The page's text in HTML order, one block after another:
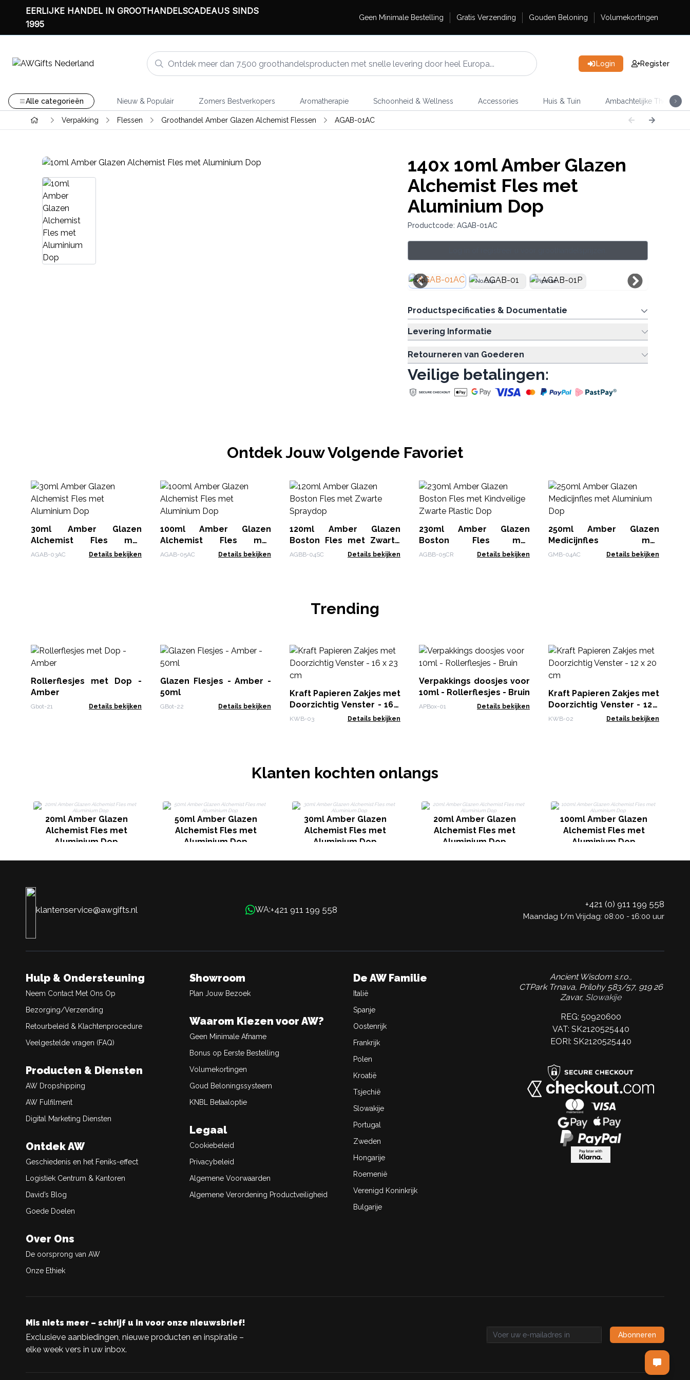
EERLIJKE HANDEL IN GROOTHANDELSCADEAUS SINDS
1995
Geen Minimale Bestelling Gratis Verzending Gouden Beloning Volumekortingen
Login Register
Alle categorieën Nieuw & Populair Zomers Bestverkopers Aromatherapie Schoonheid & Wellness Accessories Huis & Tuin Ambachtelijke Thee
Verpakking Flessen Groothandel Amber Glazen Alchemist Flessen AGAB-01AC
140x10ml Amber Glazen
Alchemist Fles met
Aluminium Dop
Productcode: AGAB-01AC
Cap No Cap Pipette
Productspecificaties & Documentatie
Levering Informatie
Retourneren van Goederen
Veilige betalingen:
Ontdek Jouw Volgende Favoriet
30ml Amber Glazen
Alchemist Fles met
Aluminium Dop
AGAB-03AC Details bekijken
100ml Amber Glazen
Alchemist Fles met
Aluminium Dop
AGAB-05AC Details bekijken
120ml Amber Glazen
Boston Fles met Zwarte
Spraydop
AGBB-04SC Details bekijken
230ml Amber Glazen
Boston Fles met
Kindveilige Zwarte Plastic
AGBB-05CR Details bekijken
250ml Amber Glazen
Medicijnfles met
Aluminium Dop
GMB-04AC Details bekijken
Trending
Rollerflesjes met Dop -
Amber
Gbot-21 Details bekijken
Glazen Flesjes - Amber -
50ml
GBot-22 Details bekijken
Kraft Papieren Zakjes met
Doorzichtig Venster - 16 x
23 cm
KWB-03 Details bekijken
Verpakkings doosjes voor
10ml - Rollerflesjes - Bruin
APBox-01 Details bekijken
Kraft Papieren Zakjes met
Doorzichtig Venster - 12 x
20 cm
KWB-02 Details bekijken
Klanten kochten onlangs
20ml Amber Glazen
Alchemist Fles met
Aluminium Dop
50ml Amber Glazen
Alchemist Fles met
Aluminium Dop
30ml Amber Glazen
Alchemist Fles met
Aluminium Dop
20ml Amber Glazen
Alchemist Fles met
Aluminium Dop
100ml Amber Glazen
Alchemist Fles met
Aluminium Dop
klantenservice@awgifts.nl WA:+421 911 199 558
+421 (0) 911 199 558
Maandag t/m Vrijdag: 08:00 - 16:00 uur
Hulp & Ondersteuning
Neem Contact Met Ons Op
Bezorging/Verzending
Retourbeleid & Klachtenprocedure
Veelgestelde vragen (FAQ)
Producten & Diensten
AW Dropshipping
AW Fulfilment
Digital Marketing Diensten
Ontdek AW
Geschiedenis en het Feniks-effect
Logistiek Centrum & Kantoren
David’s Blog
Goede Doelen
Over Ons
De oorsprong van AW
Onze Ethiek
Showroom
Plan Jouw Bezoek
Waarom Kiezen voor AW?
Geen Minimale Afname
Bonus op Eerste Bestelling
Volumekortingen
Goud Beloningssysteem
KNBL Betaaloptie
Legaal
Cookiebeleid
Privacybeleid
Algemene Voorwaarden
Algemene Verordening Productveiligheid
De AW Familie
Italië
Spanje
Oostenrijk
Frankrijk
Polen
Kroatië
Tsjechië
Slowakije
Portugal
Zweden
Hongarije
Roemenië
Verenigd Koninkrijk
Bulgarije
Ancient Wisdom s.r.o.,
CTPark Trnava, Prílohy 583/57, 919 26
Zavar, Slowakije
REG: 50920600
VAT: SK2120525440
EORI: SK2120525440
Mis niets meer – schrijf u in voor onze nieuwsbrief!
Exclusieve aanbiedingen, nieuwe producten en inspiratie –
elke week vers in uw inbox.
Email address
Abonneren